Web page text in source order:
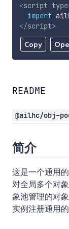
Copy
<script type
import
</script>
README
@ailhc/obj-
简介
这是一个通用
对全局多个对
象池管理的对
实例注册通用